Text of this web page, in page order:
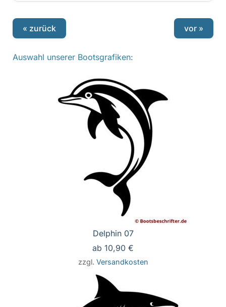
« zurück vor »
Auswahl unserer Bootsgrafiken:
Delphin 07
ab 10,90 €
zzgl. Versandkosten